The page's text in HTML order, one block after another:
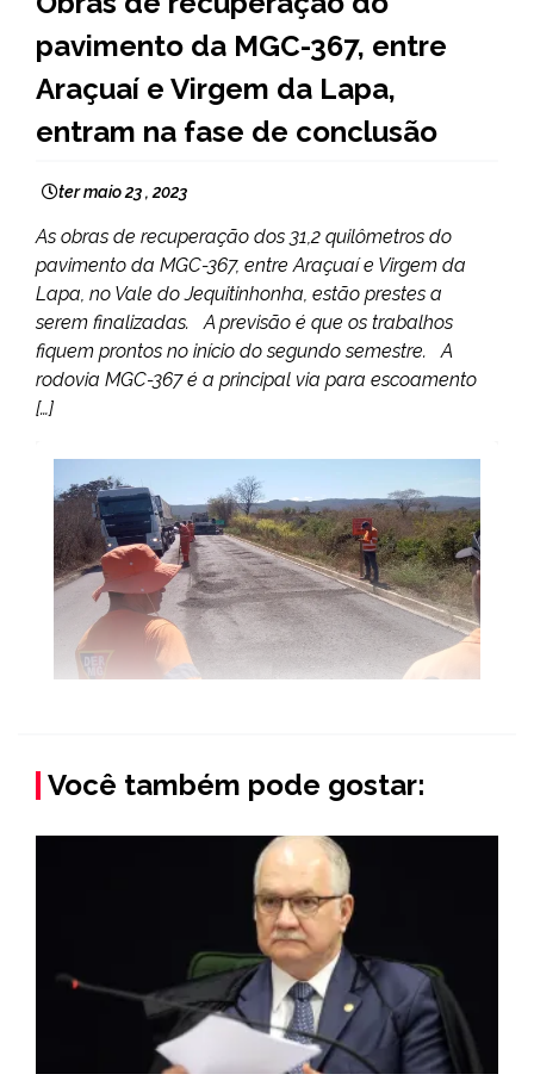
MINAS
GERAIS
pavimento da MGC-367, entre
Araçuaí e Virgem da Lapa,
entram na fase de conclusão
ter maio 23 , 2023
As obras de recuperação dos 31,2 quilômetros do
pavimento da MGC-367, entre Araçuaí e Virgem da
Lapa, no Vale do Jequitinhonha, estão prestes a
serem finalizadas. A previsão é que os trabalhos
fiquem prontos no início do segundo semestre. A
rodovia MGC-367 é a principal via para escoamento
[…]
Você também pode gostar: